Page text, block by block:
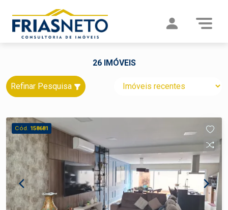
26 IMÓVEIS
Refinar Pesquisa
Cód. 158681